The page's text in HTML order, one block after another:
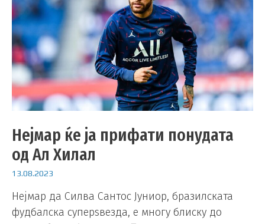
Нејмар ќе ја прифати понудата
од Ал Хилал
13.08.2023
Нејмар да Силва Сантос Јуниор, бразилската
фудбалска суперѕвезда, е многу блиску до